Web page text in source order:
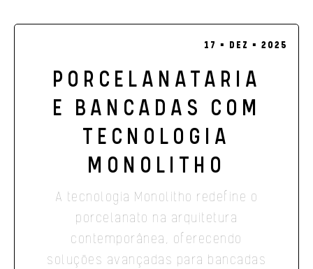
17 ▪ DEZ ▪ 2025
PORCELANATARIA
E BANCADAS COM
TECNOLOGIA
MONOLITHO
A tecnologia Monolitho redefine o
porcelanato na arquitetura
contemporânea, oferecendo
soluções avançadas para bancadas